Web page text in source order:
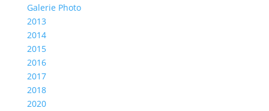
Galerie Photo
2013
2014
2015
2016
2017
2018
2020